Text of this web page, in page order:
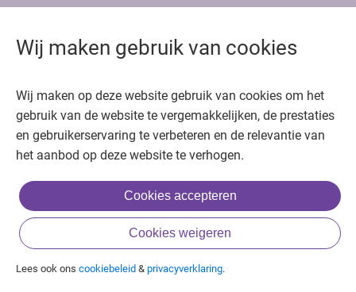
Wij maken gebruik van cookies
Wij maken op deze website gebruik van cookies om het
gebruik van de website te vergemakkelijken, de prestaties
en gebruikerservaring te verbeteren en de relevantie van
het aanbod op deze website te verhogen.
Cookies accepteren
Cookies weigeren
Lees ook ons cookiebeleid & privacyverklaring.
Bedankt voor het bezoeken van Oncologie.nu
Krijg gratis toegang in 30 seconden of log in om verder te gaan
of
Inloggen met BIG & achternaam
Inloggen met een account
Adverteren
Copyright © 2026. Uitgeverij Jaap. Alle rechten voorbehouden.